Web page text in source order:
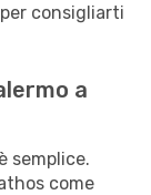
consigliarti
a
semplice.
come